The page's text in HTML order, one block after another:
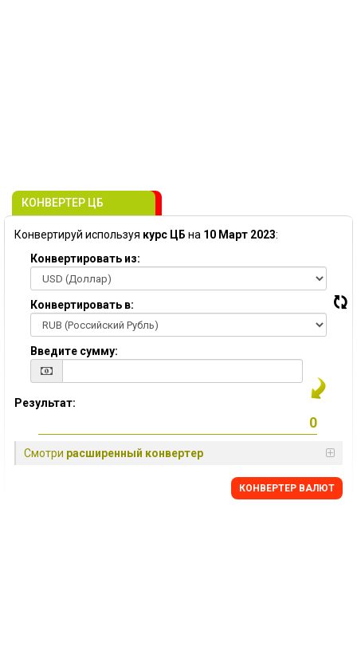
КОНВЕРТЕР ЦБ
Конвертируй используя курс ЦБ на 10 Март 2023:
Конвертировать из:
Конвертировать в:
Введите сумму:
Результат:
Смотри расширенный конвертер
КОНВЕРТЕР ВАЛЮТ